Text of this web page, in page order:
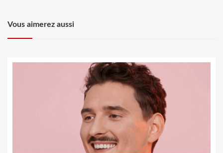
Vous aimerez aussi